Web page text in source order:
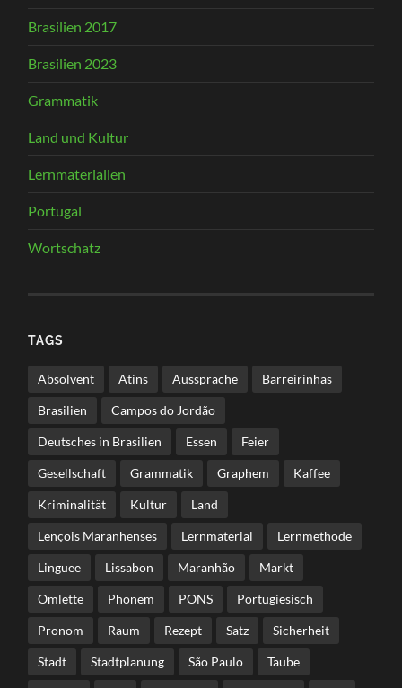
Brasilien 2017
Brasilien 2023
Grammatik
Land und Kultur
Lernmaterialien
Portugal
Wortschatz
TAGS
Absolvent Atins Aussprache Barreirinhas
Brasilien Campos do Jordão
Deutsches in Brasilien Essen Feier
Gesellschaft Grammatik Graphem Kaffee
Kriminalität Kultur Land
Lençois Maranhenses Lernmaterial Lernmethode
Linguee Lissabon Maranhão Markt
Omlette Phonem PONS Portugiesisch
Pronom Raum Rezept Satz Sicherheit
Stadt Stadtplanung São Paulo Taube